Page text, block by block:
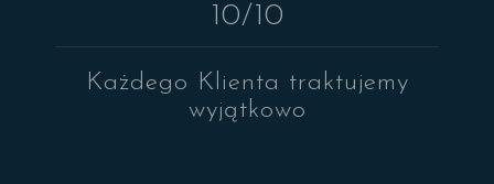
10/10
Każdego Klienta traktujemy
wyjątkowo